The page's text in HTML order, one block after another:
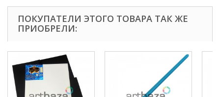
ПОКУПАТЕЛИ ЭТОГО ТОВАРА ТАК ЖЕ
ПРИОБРЕЛИ: